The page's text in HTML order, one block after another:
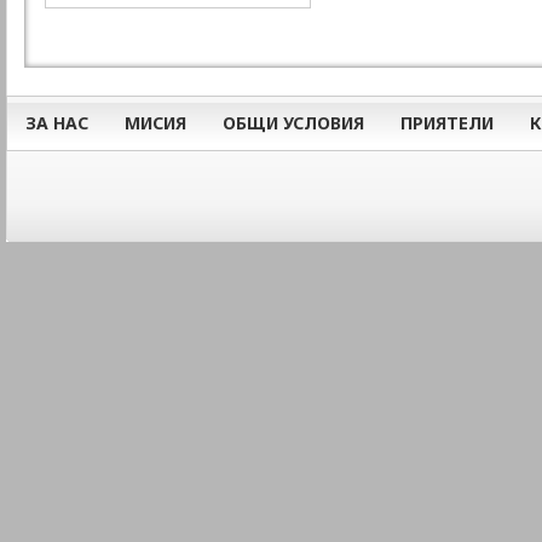
ЗА НАС МИСИЯ ОБЩИ УСЛОВИЯ ПРИЯТЕЛИ